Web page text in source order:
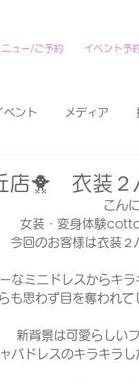
ュー/ご予約 イベント予
ベント メディア
店🐥 衣装
こん
女装・変身体験
今回のお客様は衣装２
なミニドレスからキ
も思わず目を奪われ
新背景は可愛らしい
バドレスのキラキラ